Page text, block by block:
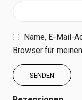
Name, E-Mail-
Browser für